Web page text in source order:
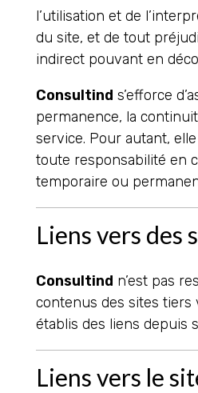
l’utilisation et de
du site, et de tout
indirect pouvant en
Consultind s’efforce
permanence, la
service. Pour autant,
toute responsabilité en
temporaire ou
Liens vers des
Consultind n’est pas
contenus des sites tiers
établis des liens depuis
Liens vers le